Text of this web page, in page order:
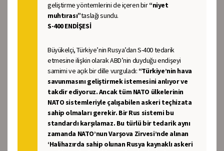
geliştirme yöntemlerini de içeren bir“niyet
muhtırası”taslağı sundu.
S-400 ENDİŞESİ
Büyükelçi, Türkiye’nin Rusya’dan S-400 tedarik
etmesine ilişkin olarak ABD’nin duyduğu endişeyi
samimi ve açık bir dille vurguladı: “Türkiye’nin hava
savunmasını geliştirmek istemesini anlıyor ve
takdir ediyoruz. Ancak tüm NATO ülkelerinin
NATO sistemleriyle çalışabilen askeri teçhizata
sahip olmaları gerekir. Bir Rus sistemi bu
standardı karşılamaz. Bu türlü bir tedarik aynı
zamanda NATO’nun Varşova Zirvesi’nde alınan
‘Halihazırda sahip olunan Rusya kaynaklı askeri